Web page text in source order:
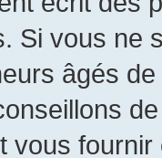
Si vous ne
âgés
vous